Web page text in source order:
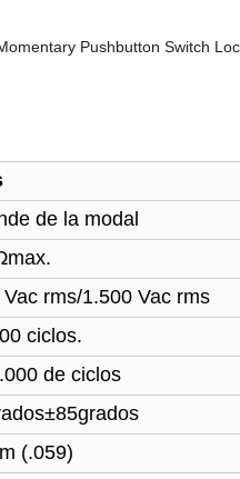
de la modal
Vac rms/1.500 Vac rms
ciclos.
de ciclos
(.059)